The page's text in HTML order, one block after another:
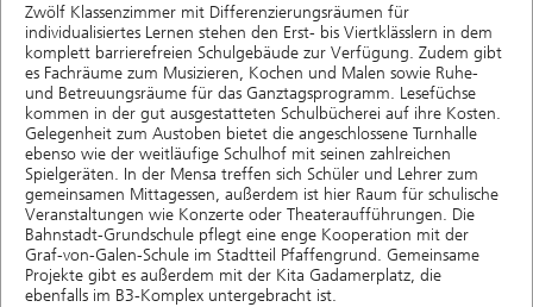
Zwölf Klassenzimmer mit Differenzierungsräumen für
individualisiertes Lernen stehen den Erst- bis Viertklässlern in dem
komplett barrierefreien Schulgebäude zur Verfügung. Zudem gibt
es Fachräume zum Musizieren, Kochen und Malen sowie Ruhe-
und Betreuungsräume für das Ganztagsprogramm. Lesefüchse
kommen in der gut ausgestatteten Schulbücherei auf ihre Kosten.
Gelegenheit zum Austoben bietet die angeschlossene Turnhalle
ebenso wie der weitläufige Schulhof mit seinen zahlreichen
Spielgeräten. In der Mensa treffen sich Schüler und Lehrer zum
gemeinsamen Mittagessen, außerdem ist hier Raum für schulische
Veranstaltungen wie Konzerte oder Theateraufführungen. Die
Bahnstadt-Grundschule pflegt eine enge Kooperation mit der
Graf-von-Galen-Schule im Stadtteil Pfaffengrund. Gemeinsame
Projekte gibt es außerdem mit der Kita Gadamerplatz, die
ebenfalls im B3-Komplex untergebracht ist.